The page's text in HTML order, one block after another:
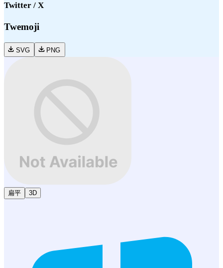
Twitter / X
Twemoji
SVG PNG
扁平 3D